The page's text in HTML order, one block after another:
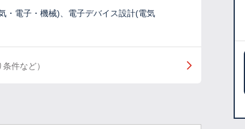
・電子・機械)、電子デバイス設計(電気
件など）